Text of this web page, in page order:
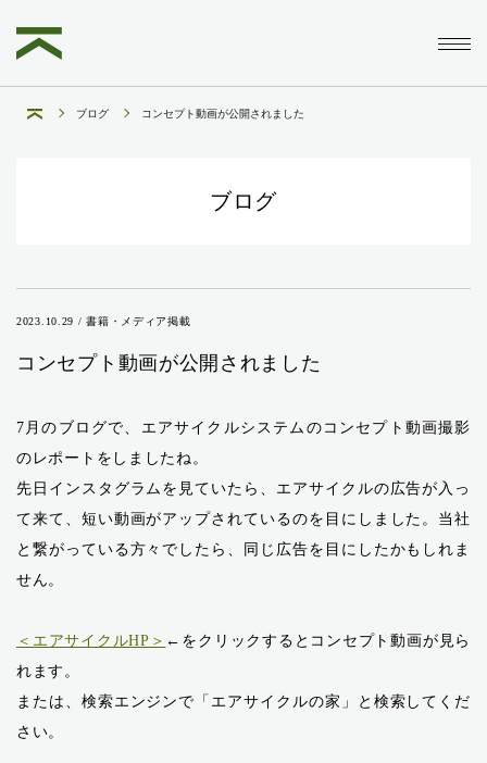
ブログ コンセプト動画が公開されました
ブログ
2023.10.29 / 書籍・メディア掲載
コンセプト動画が公開されました
7月のブログで、エアサイクルシステムのコンセプト動画撮影
のレポートをしましたね。
先日インスタグラムを見ていたら、エアサイクルの広告が入っ
て来て、短い動画がアップされているのを目にしました。当社
と繋がっている方々でしたら、同じ広告を目にしたかもしれま
せん。
＜エアサイクルHP＞ ←をクリックするとコンセプト動画が見ら
れます。
または、検索エンジンで「エアサイクルの家」と検索してくだ
さい。